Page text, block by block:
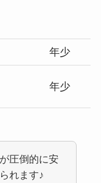
年少
年少
圧倒的に安
れます♪